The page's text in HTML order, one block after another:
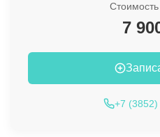
Стоимость
7
+7 (3852)